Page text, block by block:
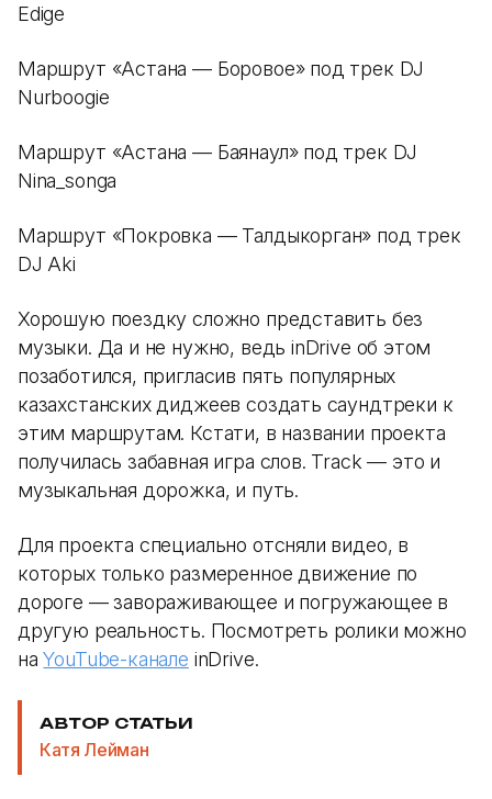
Edige
Маршрут «Астана — Боровое» под трек DJ
Nurboogie
Маршрут «Астана — Баянаул» под трек DJ
Nina_songa
Маршрут «Покровка — Талдыкорган» под трек
DJ Aki
Хорошую поездку сложно представить без
музыки. Да и не нужно, ведь inDrive об этом
позаботился, пригласив пять популярных
казахстанских диджеев создать саундтреки к
этим маршрутам. Кстати, в названии проекта
получилась забавная игра слов. Track — это и
музыкальная дорожка, и путь.
Для проекта специально отсняли видео, в
которых только размеренное движение по
дороге — завораживающее и погружающее в
другую реальность. Посмотреть ролики можно
наYouTube-канале inDrive.
АВТОР СТАТЬИ
Катя Лейман